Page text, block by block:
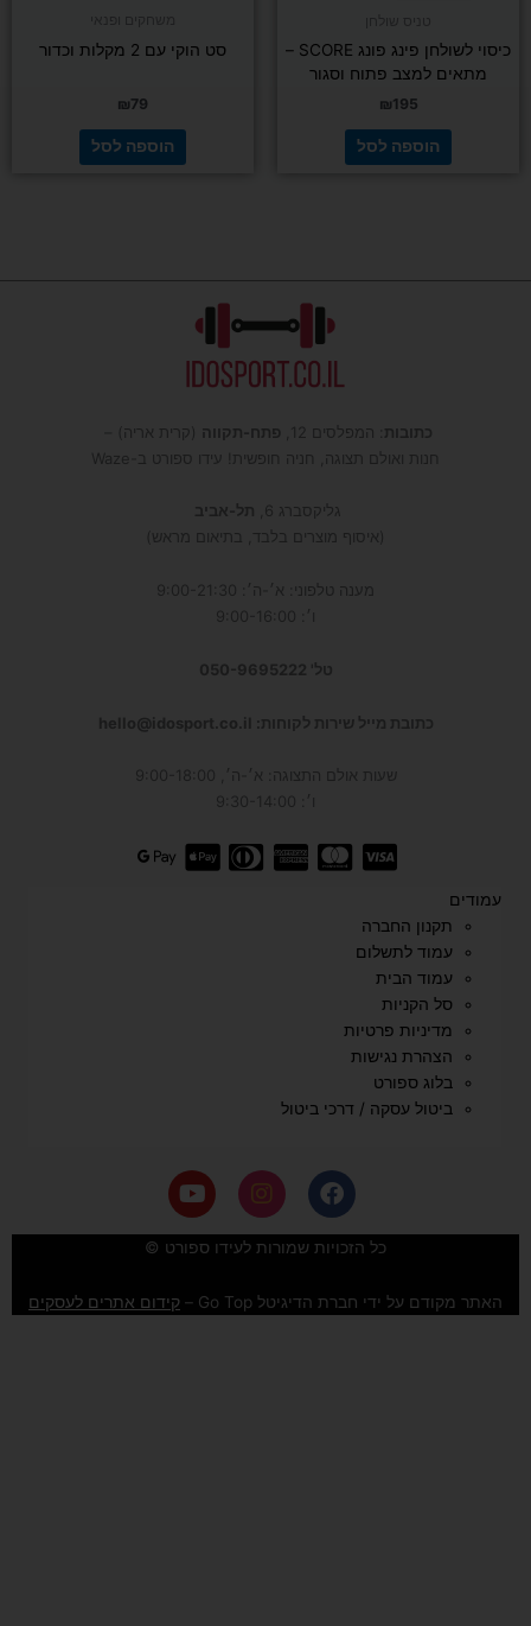
כיסוי לשולחן פינג פונג SCORE –
מתאים למצב פתוח וסגור
₪195
הוספה לסל
סט הוקי עם 2 מקלות וכדור
₪79
הוספה לסל
כתובות : המפלסים 12, פתח-תקווה (קרית אריה) –
חנות ואולם תצוגה, חניה חופשית! עידו ספורט ב-Waze
גליקסברג 6,
תל-אביב
(איסוף מוצרים בלבד, בתיאום מראש)
מענה טלפוני: א׳-ה׳: 9:00-21:30
ו׳: 9:00-16:00
טל' 050-9695222
כתובת מייל שירות לקוחות: hello@idosport.co.il
שעות אולם התצוגה: א׳-ה׳, 9:00-18:00
ו׳: 9:30-14:00
עמודים
תקנון החברה
עמוד לתשלום
עמוד הבית
סל הקניות
מדיניות פרטיות
הצהרת נגישות
בלוג ספורט
ביטול עסקה / דרכי ביטול
F
a
c
e
o
o
I
n
s
t
g
r
Y
o
u
t
b
e
כל הזכויות שמורות לעידו ספורט ©
האתר מקודם על ידי חברת הדיגיטל Go Top – קידום אתרים לעסקים